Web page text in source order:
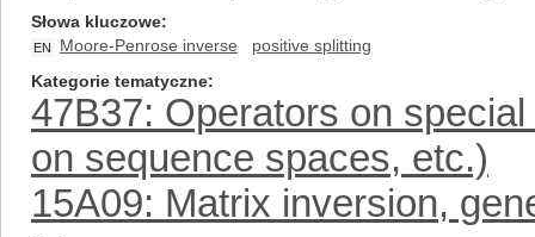
Słowa kluczowe
EN Moore-Penrose inverse
positive splitting
Kategorie tematyczne
47B37: Operators on
on sequence spaces, etc.)
15A09: Matrix inversion,